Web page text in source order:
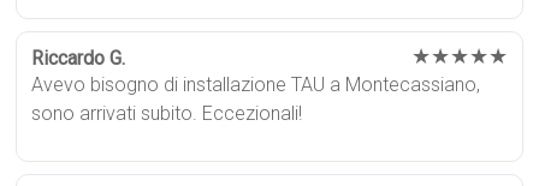
Riccardo G. ★★★★★
Avevo bisogno di installazione TAU a Montecassiano,
sono arrivati subito. Eccezionali!